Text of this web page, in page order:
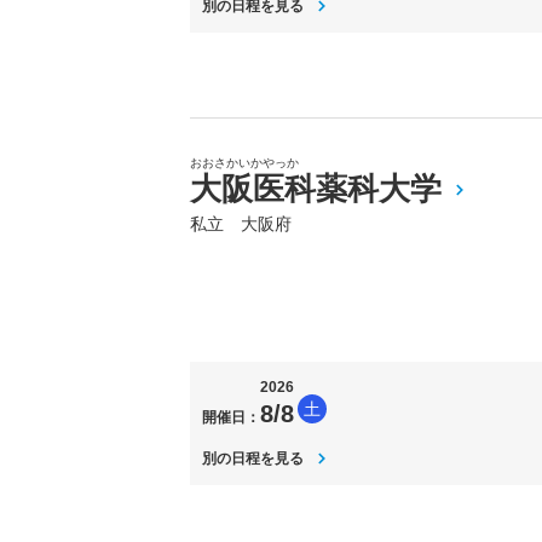
別の日程を見る
おおさかいかやっか
大阪医科薬科大学
私立 大阪府
開催日：
2026
8/8 土
別の日程を見る